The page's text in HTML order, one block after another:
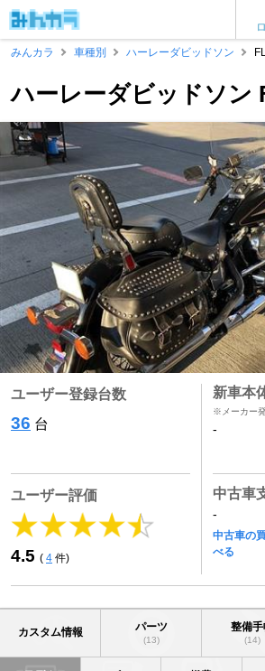
みんカラ
車種別 ハーレーダビッドソン
ハーレーダビッドソン
ユーザー登録台数
36 台
ユーザー評価
4.5 ( 4 件)
新車本
※メーカー
-
中古車
-
中古車の
べる
カスタム情報 パーツ
(13)
整備手
(14)